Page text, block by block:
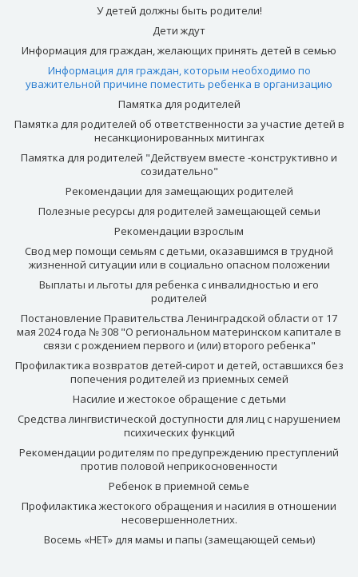
У детей должны быть родители!
Дети ждут
Информация для граждан, желающих принять детей в семью
Информация для граждан, которым необходимо по
уважительной причине поместить ребенка в организацию
Памятка для родителей
Памятка для родителей об ответственности за участие детей в
несанкционированных митингах
Памятка для родителей "Действуем вместе -конструктивно и
созидательно"
Рекомендации для замещающих родителей
Полезные ресурсы для родителей замещающей семьи
Рекомендации взрослым
Свод мер помощи семьям с детьми, оказавшимся в трудной
жизненной ситуации или в социально опасном положении
Выплаты и льготы для ребенка с инвалидностью и его
родителей
Постановление Правительства Ленинградской области от 17
мая 2024 года № 308 "О региональном материнском капитале в
связи с рождением первого и (или) второго ребенка"
Профилактика возвратов детей-сирот и детей, оставшихся без
попечения родителей из приемных семей
Насилие и жестокое обращение с детьми
Средства лингвистической доступности для лиц с нарушением
психических функций
Рекомендации родителям по предупреждению преступлений
против половой неприкосновенности
Ребенок в приемной семье
Профилактика жестокого обращения и насилия в отношении
несовершеннолетних.
Восемь «НЕТ» для мамы и папы (замещающей семьи)